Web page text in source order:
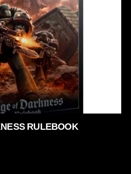
RULEBOOK